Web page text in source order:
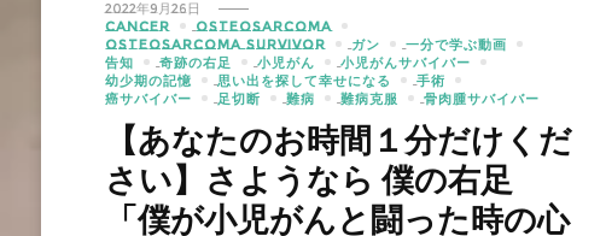
2022年9月26日
CANCER
OSTEOSARCOMA
OSTEOSARCOMA SURVIVOR
ガン
一分で学ぶ動画
告知
奇跡の右足 小児がん
小児がんサバイバー
幼少期の記憶
思い出を探して幸せになる
手術
癌サバイバー
足切断 難病 難病克服 骨肉腫サバイバー
【あなたのお時間１分だけくだ
さい】さようなら 僕の右足
「僕が小児がんと闘った時の心